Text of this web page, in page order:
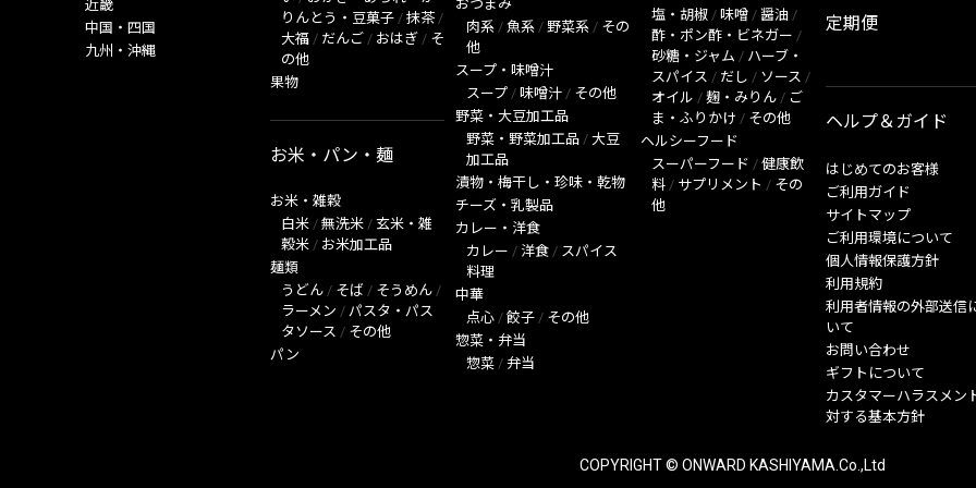
近畿
中国・四国
九州・沖縄
りんとう・豆菓子 / 抹茶 /
大福 / だんご / おはぎ / そ
の他
果物
お米・パン・麺
お米・雑穀
白米 / 無洗米 / 玄米・雑
穀米 / お米加工品
麺類
うどん / そば / そうめん /
ラーメン / パスタ・パス
タソース / その他
パン
おつまみ
肉系 / 魚系 / 野菜系 / その
他
スープ・味噌汁
スープ / 味噌汁 / その他
野菜・大豆加工品
野菜・野菜加工品 / 大豆
加工品
漬物・梅干し・珍味・乾物
チーズ・乳製品
カレー・洋食
カレー / 洋食 / スパイス
料理
中華
点心 / 餃子 / その他
惣菜・弁当
惣菜 / 弁当
塩・胡椒 / 味噌 / 醤油 /
酢・ポン酢・ビネガー /
砂糖・ジャム / ハーブ・
スパイス / だし / ソース /
オイル / 麹・みりん / ご
ま・ふりかけ / その他
ヘルシーフード
スーパーフード / 健康飲
料 / サプリメント / その
他
定期便
ヘルプ＆ガイド
はじめてのお客様
ご利用ガイド
サイトマップ
ご利用環境について
個人情報保護方針
利用規約
利用者情報の外部送信
いて
お問い合わせ
ギフトについて
カスタマーハラスメン
対する基本方針
COPYRIGHT © ONWARD KASHIYAMA.Co.,Ltd